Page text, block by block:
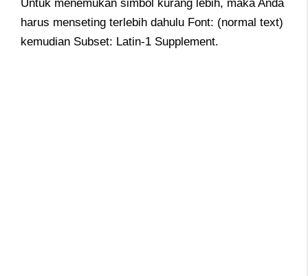
Untuk menemukan simbol kurang lebih, maka Anda
harus menseting terlebih dahulu Font: (normal text)
kemudian Subset: Latin-1 Supplement.